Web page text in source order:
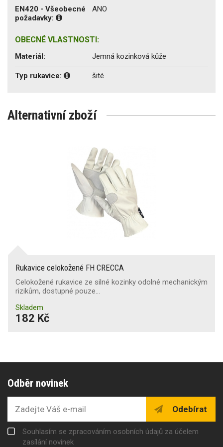
EN420 - Všeobecné
požadavky:
ANO
OBECNÉ VLASTNOSTI:
Materiál: Jemná kozinková kůže
Typ rukavice: šité
Alternativní zboží
Rukavice celokožené FH CRECCA
Celokožené rukavice ze silné kozinky odolné mechanickým
rizikům, dostupné pouze…
Skladem
182 Kč
Odběr novinek
Odebírat
Souhlasím se zpracováním osobních údajů za účelem
zasílání novinek